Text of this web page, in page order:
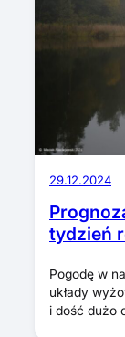
29.12.2024
tydzień
Pogodę w
układy
i dość dużo